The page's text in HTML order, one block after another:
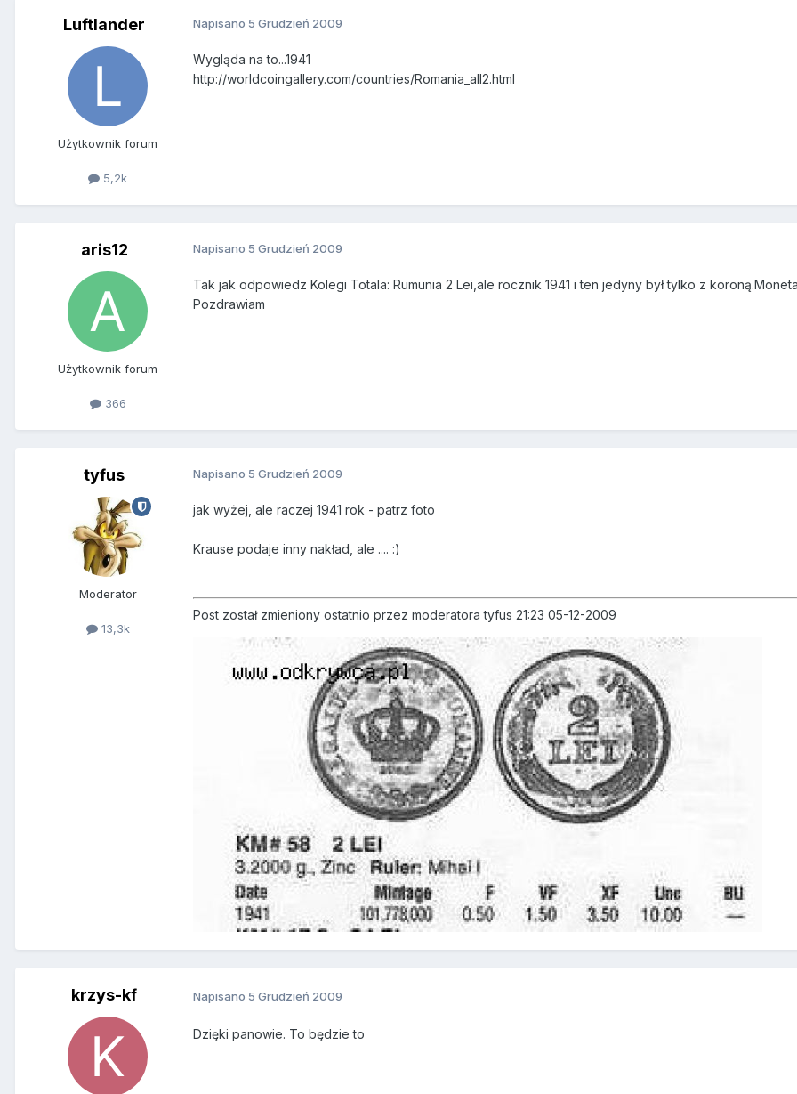
Luftlander
Użytkownik forum
5,2k
Napisano 5 Grudzień 2009
Wygląda na to...1941
http://worldcoingallery.com/countries/Romania_all2.html
aris12
Użytkownik forum
366
Napisano 5 Grudzień 2009
Tak jak odpowiedz Kolegi Totala: Rumunia 2 Lei,ale rocznik 1941 i ten jedyny był tylko z
Pozdrawiam
tyfus
Moderator
13,3k
Napisano 5 Grudzień 2009
jak wyżej, ale raczej 1941 rok - patrz foto
Krause podaje inny nakład, ale .... :)
Post został zmieniony ostatnio przez moderatora tyfus 21:23 05-12-2009
krzys-kf Napisano 5 Grudzień 2009
Dzięki panowie. To będzie to